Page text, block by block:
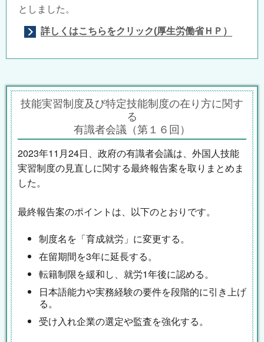
としました。
詳しくはこちらをクリック(厚生労働省ＨＰ）
技能実習制度及び特定技能制度の在り方に関す
る
有識者会議（第１６回）
2023年11月24日、政府の有識者会議は、外国人技能
実習制度の見直しに関する最終報告案を取りまとめま
した。
最終報告案のポイントは、以下のとおりです。
制度名を「育成就労」に変更する。
在留期間を3年に延長する。
転籍制限を緩和し、就労1年後に認める。
日本語能力や実務経験の要件を段階的に引き上げ
る。
受け入れ企業の選定や監査を強化する。